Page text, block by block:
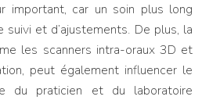
important, car un soin plus long
et d’ajustements. De plus, la
les scanners intra-oraux 3D et
peut également influencer le
du praticien et du laboratoire